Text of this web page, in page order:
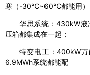
寒（-30℃~60℃都能用）
华思系统：430kW液
压箱都集成在一起；
特变电工：400kW
6.9MWh系统都能配